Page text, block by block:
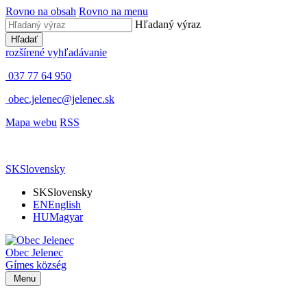
Rovno na obsah Rovno na menu
Hľadaný výraz
Hľadať
rozšírené vyhľadávanie
037 77 64 950
obec.jelenec@jelenec.sk
Mapa webu RSS
SKSlovensky
SKSlovensky
ENEnglish
HUMagyar
Obec Jelenec
Gímes község
Menu